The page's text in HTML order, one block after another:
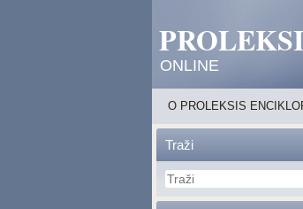
ONLINE
O PROLEKSIS
Traži